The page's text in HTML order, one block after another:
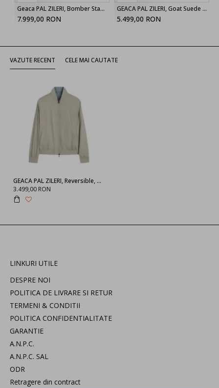
Geaca PAL ZILERI, Bomber Stand up Collar, Black
7.999,00 RON
GEACA PAL ZILERI, Goat Suede Bomber, Light Brown
5.499,00 RON
VAZUTE RECENT CELE MAI CAUTATE
GEACA PAL ZILERI, Reversible, Bicolor Bomber, Beige
3.499,00 RON
LINKURI UTILE
DESPRE NOI
POLITICA DE LIVRARE SI RETUR
TERMENI & CONDITII
POLITICA CONFIDENTIALITATE
GARANTIE
A.N.P.C.
A.N.P.C. SAL
ODR
Retragere din contract